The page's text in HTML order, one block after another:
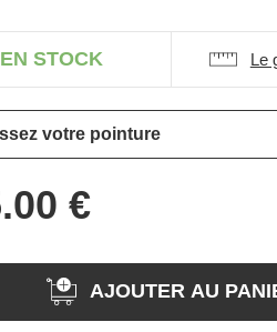
EN STOCK Le
AJOUTER AU